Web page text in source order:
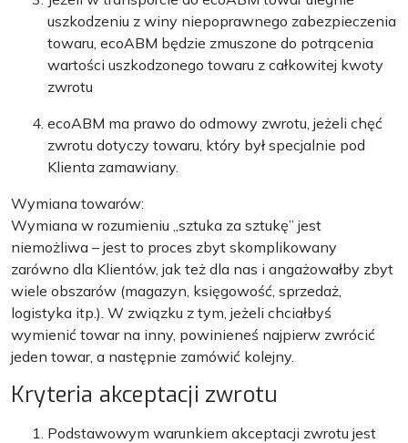
uszkodzeniu z winy niepoprawnego zabezpieczenia
towaru, ecoABM będzie zmuszone do potrącenia
wartości uszkodzonego towaru z całkowitej kwoty
zwrotu
ecoABM ma prawo do odmowy zwrotu, jeżeli chęć
zwrotu dotyczy towaru, który był specjalnie pod
Klienta zamawiany.
Wymiana towarów:
Wymiana w rozumieniu „sztuka za sztukę” jest
niemożliwa – jest to proces zbyt skomplikowany
zarówno dla Klientów, jak też dla nas i angażowałby zbyt
wiele obszarów (magazyn, księgowość, sprzedaż,
logistyka itp.). W związku z tym, jeżeli chciałbyś
wymienić towar na inny, powinieneś najpierw zwrócić
jeden towar, a następnie zamówić kolejny.
Kryteria akceptacji zwrotu
Podstawowym warunkiem akceptacji zwrotu jest